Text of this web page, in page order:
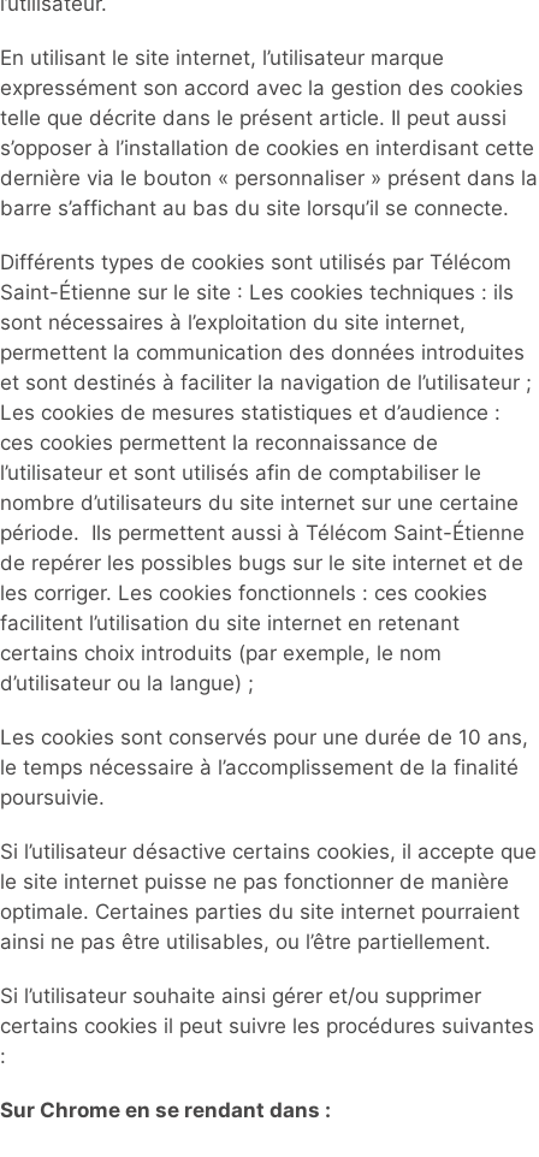
En utilisant le site internet, l’utilisateur marque
expressément son accord avec la gestion des cookies
telle que décrite dans le présent article. Il peut aussi
s’opposer à l’installation de cookies en interdisant cette
dernière via le bouton « personnaliser » présent dans la
barre s’affichant au bas du site lorsqu’il se connecte.
Différents types de cookies sont utilisés par Télécom
Saint-Étienne sur le site : Les cookies techniques : ils
sont nécessaires à l’exploitation du site internet,
permettent la communication des données introduites
et sont destinés à faciliter la navigation de l’utilisateur ;
Les cookies de mesures statistiques et d’audience :
ces cookies permettent la reconnaissance de
l’utilisateur et sont utilisés afin de comptabiliser le
nombre d’utilisateurs du site internet sur une certaine
période. Ils permettent aussi à Télécom Saint-Étienne
de repérer les possibles bugs sur le site internet et de
les corriger. Les cookies fonctionnels : ces cookies
facilitent l’utilisation du site internet en retenant
certains choix introduits (par exemple, le nom
d’utilisateur ou la langue) ;
Les cookies sont conservés pour une durée de 10 ans,
le temps nécessaire à l’accomplissement de la finalité
poursuivie.
Si l’utilisateur désactive certains cookies, il accepte que
le site internet puisse ne pas fonctionner de manière
optimale. Certaines parties du site internet pourraient
ainsi ne pas être utilisables, ou l’être partiellement.
Si l’utilisateur souhaite ainsi gérer et/ou supprimer
certains cookies il peut suivre les procédures suivantes
:
Sur Chrome en se rendant dans :